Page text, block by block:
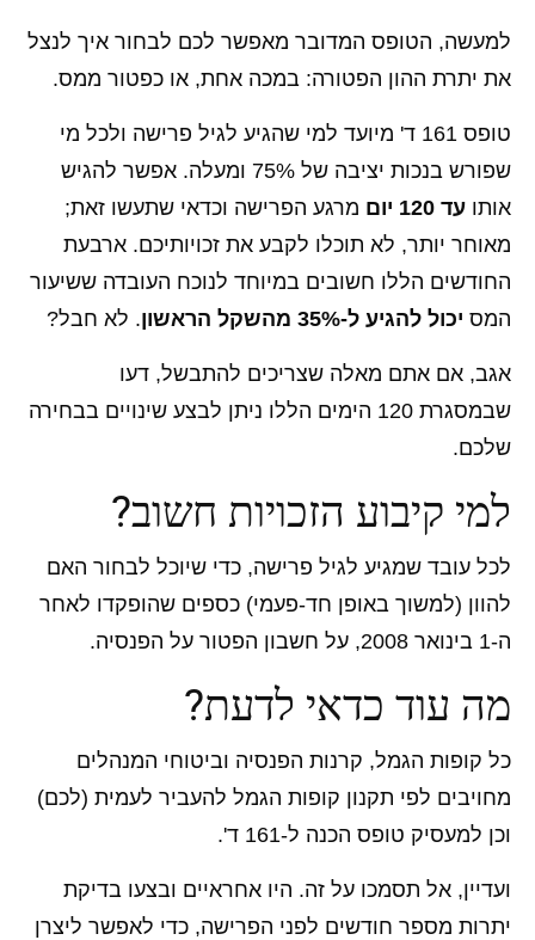
למעשה, הטופס המדובר מאפשר לכם לבחור איך לנצל
את יתרת ההון הפטורה: במכה אחת, או כפטור ממס.
טופס 161 ד' מיועד למי שהגיע לגיל פרישה ולכל מי
שפורש בנכות יציבה של 75% ומעלה. אפשר להגיש
אותו עד 120 יום
מרגע הפרישה וכדאי שתעשו זאת;
מאוחר יותר, לא תוכלו לקבע את זכויותיכם. ארבעת
החודשים הללו חשובים במיוחד לנוכח העובדה ששיעור
המס יכול להגיע ל-35% מהשקל הראשון . לא חבל?
אגב, אם אתם מאלה שצריכים להתבשל, דעו
שבמסגרת 120 הימים הללו ניתן לבצע שינויים בבחירה
שלכם.
למי קיבוע הזכויות חשוב?
לכל עובד שמגיע לגיל פרישה, כדי שיוכל לבחור האם
להוון (למשוך באופן חד-פעמי) כספים שהופקדו לאחר
ה-1 בינואר 2008, על חשבון הפטור על הפנסיה.
מה עוד כדאי לדעת?
כל קופות הגמל, קרנות הפנסיה וביטוחי המנהלים
מחויבים לפי תקנון קופות הגמל להעביר לעמית (לכם)
וכן למעסיק טופס הכנה ל-161 ד'.
ועדיין, אל תסמכו על זה. היו אחראיים ובצעו בדיקת
יתרות מספר חודשים לפני הפרישה, כדי לאפשר ליצרן